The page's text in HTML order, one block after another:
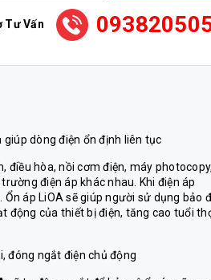
Tư Vấn
giúp dòng điện ổn định liên tục
điều hòa, nồi cơm điện, máy photocopy,
điện áp khác nhau. Khi điện áp
áp LiOA sẽ giúp người sử dụng bảo
động của thiết bị điện, tăng cao tuổi
đóng ngắt điện chủ động